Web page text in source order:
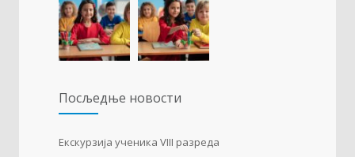
1945)
23. АПРИЛ 2021.
Упис дјеце у први разред
01. ФЕБРУАР 2023.
Тесла позива на квиз
Посљедњe новости
Eкскурзија ученика VIII разреда